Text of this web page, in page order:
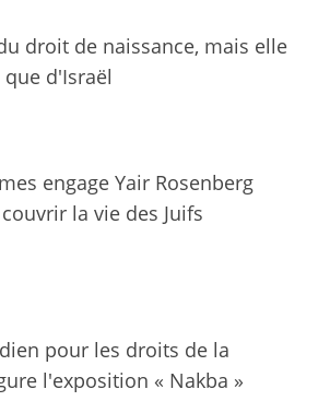
droit de naissance, mais elle
d'Israël
engage Yair Rosenberg
la vie des Juifs
pour les droits de la
l'exposition « Nakba »